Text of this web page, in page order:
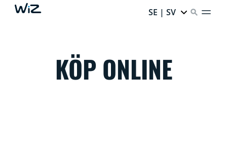
SE | SV
KÖP ONLINE